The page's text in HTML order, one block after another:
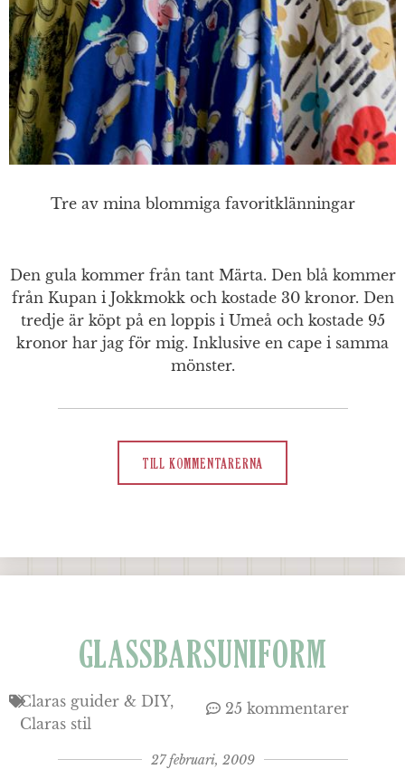
Tre av mina blommiga favoritklänningar
Den gula kommer från tant Märta. Den blå kommer
från Kupan i Jokkmokk och kostade 30 kronor. Den
tredje är köpt på en loppis i Umeå och kostade 95
kronor har jag för mig. Inklusive en cape i samma
mönster.
TILL KOMMENTARERNA
GLASSBARSUNIFORM
Claras guider & DIY
Claras stil
25 kommentarer
27 februari, 2009